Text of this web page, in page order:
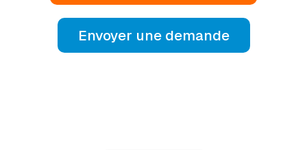
Envoyer une demande